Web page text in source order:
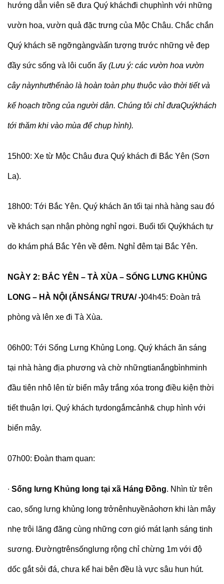
hướng dẫn viên sẽ đưa Quý kháchđi chụphình với những
vườn hoa, vườn quả đặc trưng của Mộc Châu. Chắc chắn
Quý khách sẽ ngỡngàngvàấn tượng trước những vẻ đẹp
đầy sức sống và lôi cuốn ấy (Lưu ý: các vườn hoa vườn
cây nàynhưthếnào là hoàn toàn phụ thuộc vào thời tiết và
kế hoạch trồng của người dân. Chúng tôi chỉ đưaQuýkhách
tới thăm khi vào mùa để chụp hình).
15h00: Xe từ Mộc Châu đưa Quý khách đi Bắc Yên (Sơn
La).
18h00: Tới Bắc Yên. Quý khách ăn tối tại nhà hàng sau đó
về khách sạn nhận phòng nghỉ ngơi. Buổi tối Quýkhách tự
do khám phá Bắc Yên về đêm. Nghỉ đêm tại Bắc Yên.
NGÀY 2: BẮC YÊN – TÀ XÙA – SỐNG LƯNG KHỦNG
LONG – HÀ NỘI (ĂNSÁNG/ TRƯA/ -)04h45: Đoàn trả
phòng và lên xe đi Tà Xùa.
06h00: Tới Sống Lưng Khủng Long. Quý khách ăn sáng
tại nhà hàng địa phương và chờ nhữngtianắngbìnhminh
đầu tiên nhô lên từ biển mây trắng xóa trong điều kiện thời
tiết thuận lợi. Quý khách tựdongắmcảnh& chụp hình với
biển mây.
07h00: Đoàn tham quan:
∙ Sống lưng Khủng long tại xã Háng Đồng. Nhìn từ trên
cao, sống lưng khủng long trởnênhuyềnảohơn khi làn mây
nhẹ trôi lãng đãng cùng những cơn gió mát lạnh sáng tinh
sương. Đườngtrênsốnglưng rộng chỉ chừng 1m với độ
dốc gắt sỏi đá, chưa kể hai bên đều là vực sâu hun hút.